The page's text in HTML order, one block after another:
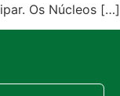
Os Núcleos […]